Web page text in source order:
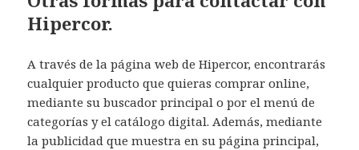
Hipercor.
A través de la página web de Hipercor, encontrarás
cualquier producto que quieras comprar online,
mediante su buscador principal o por el menú de
categorías y el catálogo digital. Además, mediante
la publicidad que muestra en su página principal,